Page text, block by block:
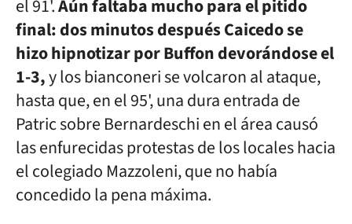
el 91'.Aún faltaba mucho para el pitido
final: dos minutos después Caicedo se
hizo hipnotizar por Buffon devorándose el
1-3,y los bianconeri se volcaron al ataque,
hasta que, en el 95', una dura entrada de
Patric sobre Bernardeschi en el área causó
las enfurecidas protestas de los locales hacia
el colegiado Mazzoleni, que no había
concedido la pena máxima.